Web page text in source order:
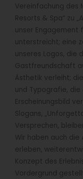
Vereinfachung des
Resorts & Spa“ zu
unser Engagement
unterstreicht; eine
unseres Logos, die
Gastfreundschaft
Ästhetik verleiht;
und Typografie,
Erscheinungsbild
Slogans,
Versprechen,
Wir haben auch die
erleben,
Konzept des
Vordergrund